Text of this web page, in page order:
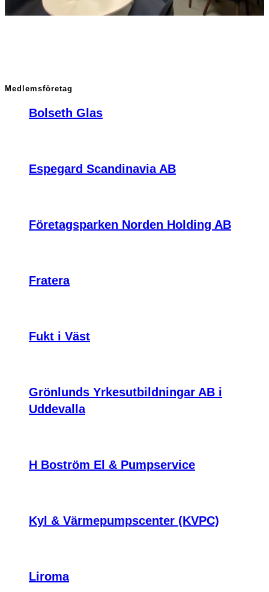
Medlemsföretag
Bolseth Glas
Espegard Scandinavia AB
Företagsparken Norden Holding AB
Fratera
Fukt i Väst
Grönlunds Yrkesutbildningar AB i
Uddevalla
H Boström El & Pumpservice
Kyl & Värmepumpscenter (KVPC)
Liroma